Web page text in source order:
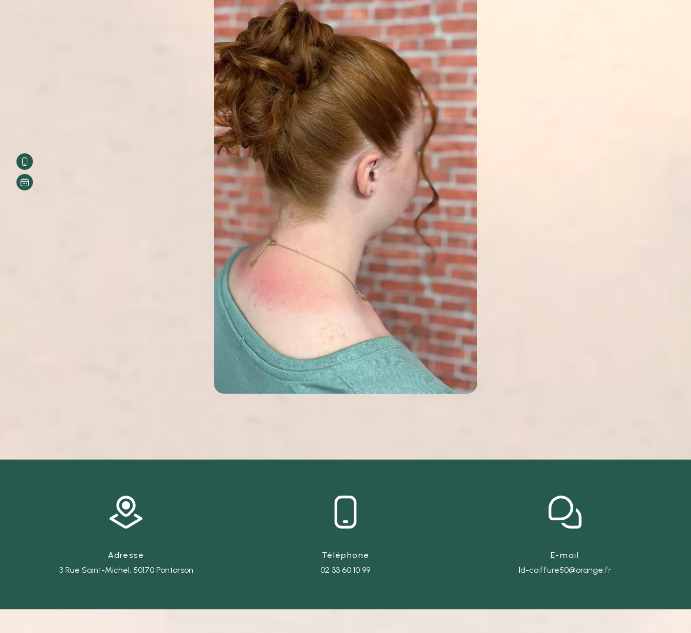
Adresse
3 Rue Saint-Michel, 50170 Pontorson
Téléphone
02 33 60 10 99
E-mail
ld-coiffure50@orange.fr